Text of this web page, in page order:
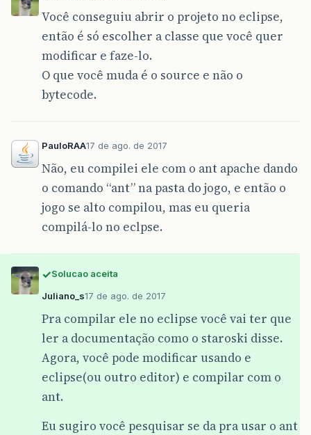
Você conseguiu abrir o projeto no eclipse,
então é só escolher a classe que você quer
modificar e faze-lo.
O que você muda é o source e não o
bytecode.
PauloRAA17 de ago. de 2017
Não, eu compilei ele com o ant apache dando
o comando “ant” na pasta do jogo, e então o
jogo se alto compilou, mas eu queria
compilá-lo no eclpse.
Solucao aceita
Juliano_s17 de ago. de 2017
Pra compilar ele no eclipse você vai ter que
ler a documentação como o staroski disse.
Agora, você pode modificar usando e
eclipse(ou outro editor) e compilar com o
ant.
Eu sugiro você pesquisar se da pra usar o ant